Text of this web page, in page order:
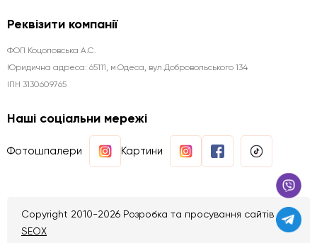
Реквізити компанії
ФОП Коцоловська А.С.
Юридична aдреса: 65111, м.Одеса, вул.Добровольського 134
ІПН 3130609765
Наші соціальни мережі
Фотошпалери Картини
Copyright 2010-2026 Розробка та просування сайтів
SEOX